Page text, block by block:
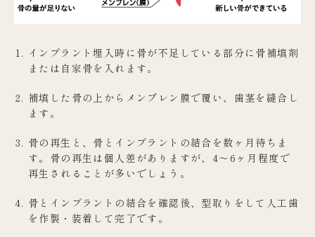
インプラント埋入時に骨が不足している部分に骨補填剤
または自家骨を入れます。
補填した骨の上からメンブレン膜で覆い、歯茎を縫合し
ます。
骨の再生と、骨とインプラントの結合を数ヶ月待ちま
す。骨の再生は個人差がありますが、4〜6ヶ月程度で
再生されることが多いでしょう。
骨とインプラントの結合を確認後、型取りをして人工歯
を作製・装着して完了です。